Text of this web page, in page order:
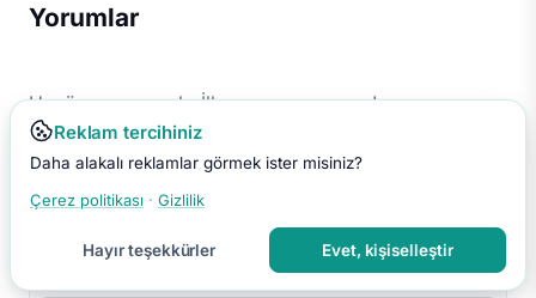
Yorumlar
Henüz yorum yok. İlk yorumu sen yap!
Reklam tercihiniz
Daha alakalı reklamlar görmek ister misiniz?
Çerez politikası · Gizlilik
Hayır teşekkürler Evet, kişiselleştir